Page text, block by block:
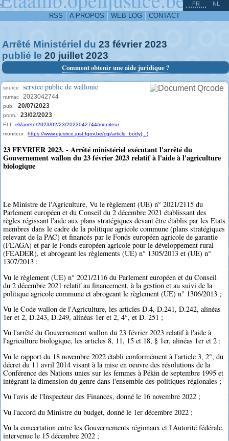
-
RSS A PROPOS WEB LOG CONTACT
FR NL
Arrêté Ministériel du 23 février 2023
publié le 20 juillet 2023
Comment obtenir une aide juridique ?
source service public de wallonie
numac 2023042744
pub. 20/07/2023
prom. 23/02/2023
ELI
eli/arrete/2023/02/23/2023042744/moniteur
moniteur
https://www.ejustice.just.fgov.be/cgi/article_body(...)
23 FEVRIER 2023. - Arrêté ministériel exécutant l'arrêté du
Gouvernement wallon du 23 février 2023 relatif à l'aide à l'agriculture
biologique
Le Ministre de l'Agriculture, Vu le règlement (UE) n° 2021/2115 du
Parlement européen et du Conseil du 2 décembre 2021 établissant des
règles régissant l'aide aux plans stratégiques devant être établis par les Etats
membres dans le cadre de la politique agricole commune (plans stratégiques
relevant de la PAC) et financés par le Fonds européen agricole de garantie
(FEAGA) et par le Fonds européen agricole pour le développement rural
(FEADER), et abrogeant les règlements (UE) n° 1305/2013 et (UE) n°
1307/2013 ;
Vu le règlement (UE) n° 2021/2116 du Parlement européen et du Conseil
du 2 décembre 2021 relatif au financement, à la gestion et au suivi de la
politique agricole commune et abrogeant le règlement (UE) n° 1306/2013 ;
Vu le Code wallon de l'Agriculture, les articles D.4, D.241, D.242, alinéas
1er et 2, D.243, D.249, alinéas 1er et 2, 4°, et D. 251 ;
Vu l'arrêté du Gouvernement wallon du 23 février 2023 relatif à l'aide à
l'agriculture biologique, les articles 8, 11, 15 et 18, § 1er, alinéas 1er et 2 ;
Vu le rapport du 18 novembre 2022 établi conformément à l'article 3, 2°, du
décret du 11 avril 2014 visant à la mise en oeuvre des résolutions de la
Conférence des Nations unies sur les femmes à Pékin de septembre 1995 et
intégrant la dimension du genre dans l'ensemble des politiques régionales ;
Vu l'avis de l'Inspecteur des Finances, donné le 16 novembre 2022 ;
Vu l'accord du Ministre du budget, donné le 1er décembre 2022 ;
Vu la concertation entre les Gouvernements régionaux et l'Autorité fédérale,
intervenue le 15 décembre 2022 ;
^